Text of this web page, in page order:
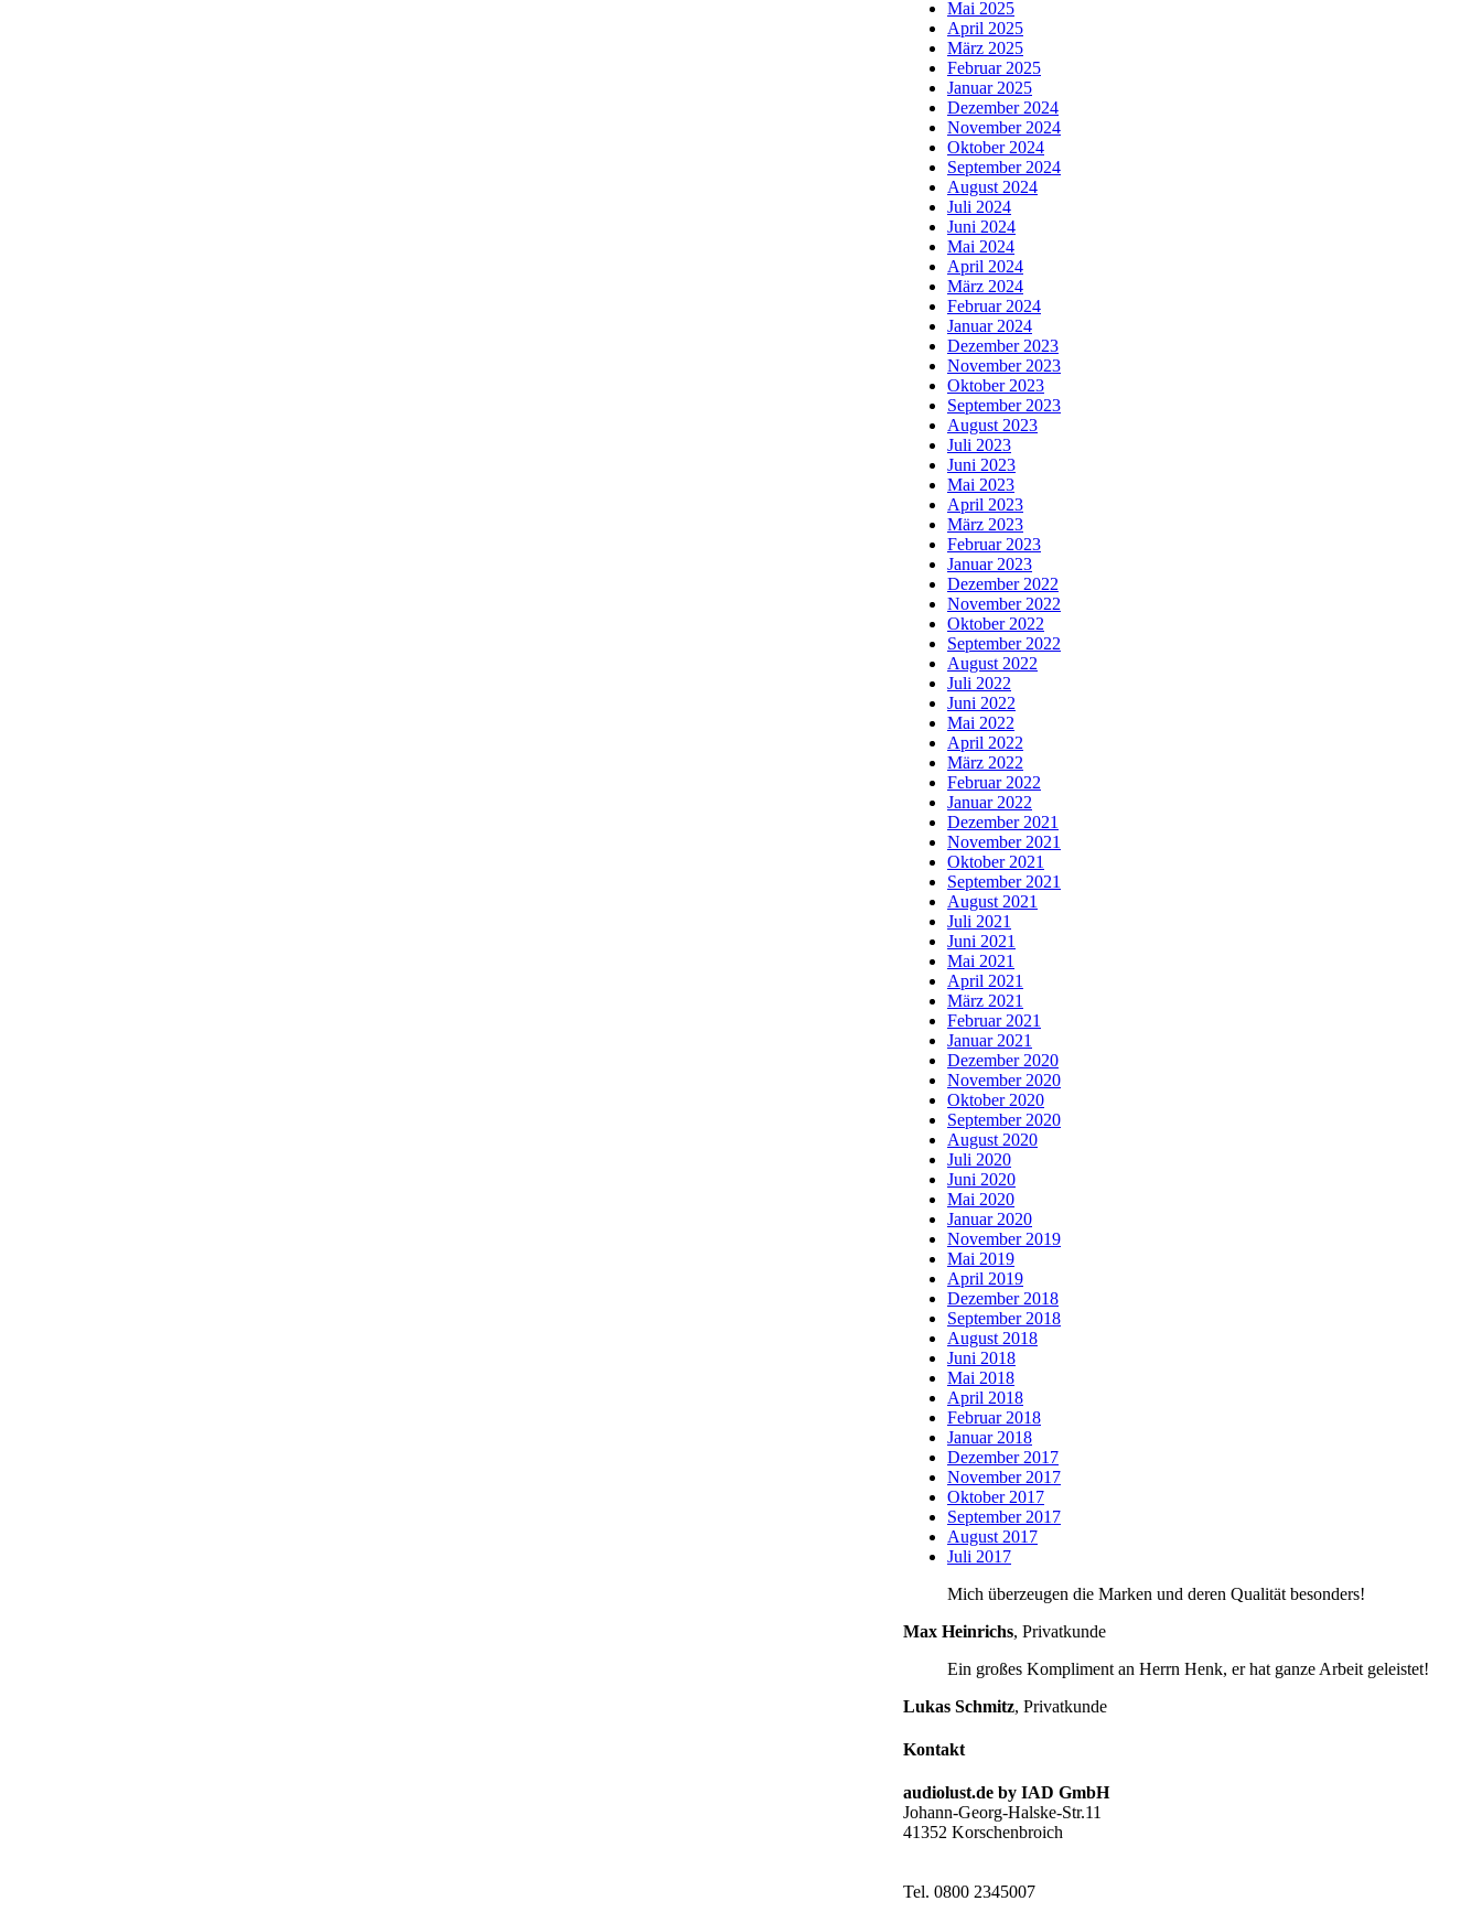
Mai 2025
April 2025
März 2025
Februar 2025
Januar 2025
Dezember 2024
November 2024
Oktober 2024
September 2024
August 2024
Juli 2024
Juni 2024
Mai 2024
April 2024
März 2024
Februar 2024
Januar 2024
Dezember 2023
November 2023
Oktober 2023
September 2023
August 2023
Juli 2023
Juni 2023
Mai 2023
April 2023
März 2023
Februar 2023
Januar 2023
Dezember 2022
November 2022
Oktober 2022
September 2022
August 2022
Juli 2022
Juni 2022
Mai 2022
April 2022
März 2022
Februar 2022
Januar 2022
Dezember 2021
November 2021
Oktober 2021
September 2021
August 2021
Juli 2021
Juni 2021
Mai 2021
April 2021
März 2021
Februar 2021
Januar 2021
Dezember 2020
November 2020
Oktober 2020
September 2020
August 2020
Juli 2020
Juni 2020
Mai 2020
Januar 2020
November 2019
Mai 2019
April 2019
Dezember 2018
September 2018
August 2018
Juni 2018
Mai 2018
April 2018
Februar 2018
Januar 2018
Dezember 2017
November 2017
Oktober 2017
September 2017
August 2017
Juli 2017
Mich überzeugen die Marken und deren Qualität besonders!
Max Heinrichs, Privatkunde
Ein großes Kompliment an Herrn Henk, er hat ganze Arbeit geleistet!
Lukas Schmitz, Privatkunde
Kontakt
audiolust.de by IAD GmbH
Johann-Georg-Halske-Str.11
41352 Korschenbroich
Tel. 0800 2345007